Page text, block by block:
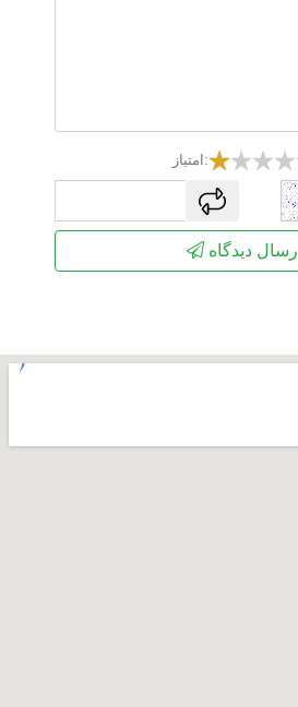
امتیاز:
captcha
ارسال دیدگاه